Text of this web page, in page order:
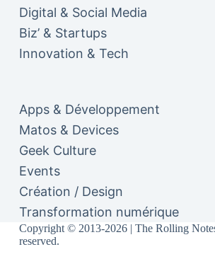
Digital & Social Media
Biz’ & Startups
Innovation & Tech
Apps & Développement
Matos & Devices
Geek Culture
Events
Création / Design
Transformation numérique
Copyright © 2013-2026 | The Rolling
reserved.